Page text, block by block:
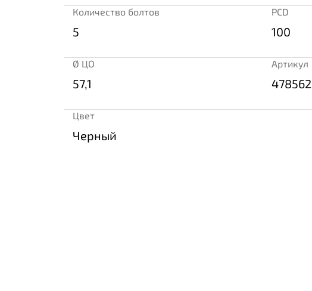
Количество болтов
5
PCD
100
Ø ЦО
57,1
Артикул
478562
Цвет
Черный